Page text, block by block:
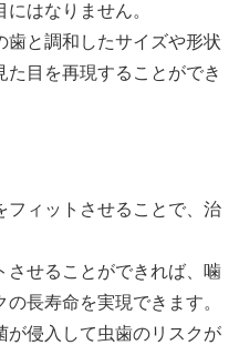
はなりません。
と調和したサイズや形状
目を再現することができ
フィットさせることで、治
させることができれば、噛
長寿命を実現できます。
が侵入して虫歯のリスクが